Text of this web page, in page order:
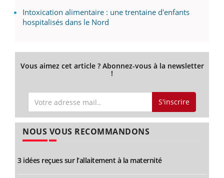
Intoxication alimentaire : une trentaine d'enfants
hospitalisés dans le Nord
Vous aimez cet article ? Abonnez-vous à la newsletter
!
S'inscrire
NOUS VOUS RECOMMANDONS
3 idées reçues sur l’allaitement à la maternité